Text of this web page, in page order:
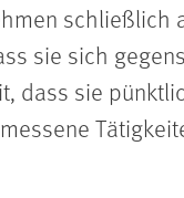
schließlich
sie sich
dass sie